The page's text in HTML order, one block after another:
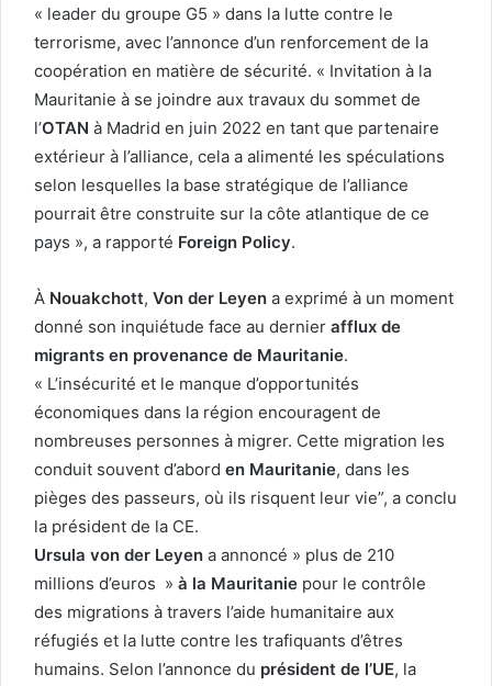
« leader du groupe G5 » dans la lutte contre le
terrorisme, avec l’annonce d’un renforcement de la
coopération en matière de sécurité. « Invitation à la
Mauritanie à se joindre aux travaux du sommet de
l’OTAN à Madrid en juin 2022 en tant que partenaire
extérieur à l’alliance, cela a alimenté les spéculations
selon lesquelles la base stratégique de l’alliance
pourrait être construite sur la côte atlantique de ce
pays », a rapporté Foreign Policy.
À Nouakchott, Von der Leyen a exprimé à un moment
donné son inquiétude face au dernier afflux de
migrants en provenance de Mauritanie.
« L’insécurité et le manque d’opportunités
économiques dans la région encouragent de
nombreuses personnes à migrer. Cette migration les
conduit souvent d’abord en Mauritanie, dans les
pièges des passeurs, où ils risquent leur vie”, a conclu
la président de la CE.
Ursula von der Leyen a annoncé » plus de 210
millions d’euros » à la Mauritanie pour le contrôle
des migrations à travers l’aide humanitaire aux
réfugiés et la lutte contre les trafiquants d’êtres
humains. Selon l’annonce du président de l’UE, la